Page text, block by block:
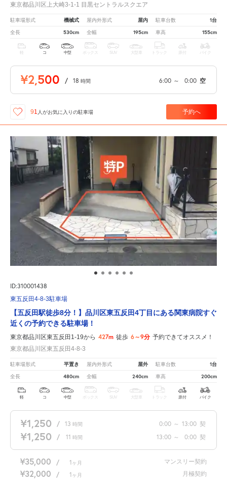
東京都品川区上大崎3-1-1 目黒セントラルスクエア
駐車場形式 機械式 屋内外形式 屋内 駐車台数 1台
全長 530cm 全幅 195cm 車高 155cm
軽 コ 中型 ボックス SUV 大型車 トラック 原付 バイク
¥2,500 / 18 時間 6:00 ～ 0:00 空
91 人がお気に入りの駐車場 予約へ
ID:310001438
東五反田4-8-3駐車場
【五反田駅徒歩8分！】品川区東五反田4丁目にある関東病院すぐ
近くの予約できる駐車場！
東京都品川区東五反田1-19から 427m 徒歩 6～9分 予約できてオススメ！
東京都品川区東五反田4-8-3
駐車場形式 平置き 屋内外形式 屋外 駐車台数 1台
全長 480cm 全幅 240cm 車高 200cm
軽 コ 中型 ボックス SUV 大型車 トラック 原付 バイク
¥1,250 / 13 時間 0:00 ～ 13:00 契
¥1,250 / 11 時間 13:00 ～ 0:00 契
¥35,000 / 1 ヶ月 マンスリー契約
¥32,000 / 1 ヶ月 月極契約